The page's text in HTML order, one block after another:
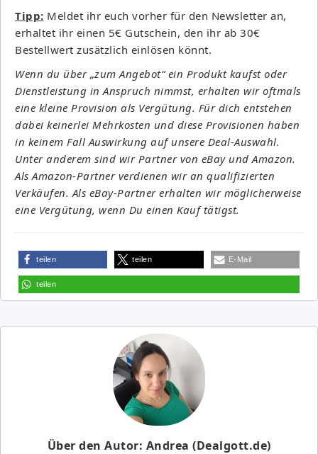
Tipp: Meldet ihr euch vorher für den Newsletter an,
erhaltet ihr einen 5€ Gutschein, den ihr ab 30€
Bestellwert zusätzlich einlösen könnt.
Wenn du über „zum Angebot“ ein Produkt kaufst oder
Dienstleistung in Anspruch nimmst, erhalten wir oftmals
eine kleine Provision als Vergütung. Für dich entstehen
dabei keinerlei Mehrkosten und diese Provisionen haben
in keinem Fall Auswirkung auf unsere Deal-Auswahl.
Unter anderem sind wir Partner von eBay und Amazon.
Als Amazon-Partner verdienen wir an qualifizierten
Verkäufen. Als eBay-Partner erhalten wir möglicherweise
eine Vergütung, wenn Du einen Kauf tätigst.
teilen teilen E-Mail
teilen
Über den Autor: Andrea (Dealgott.de)